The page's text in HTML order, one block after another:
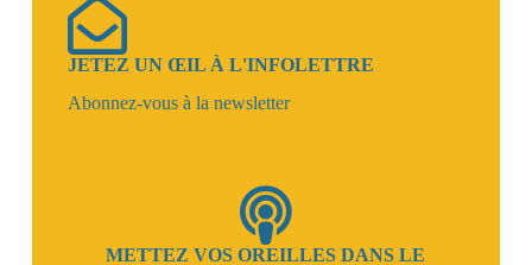
JETEZ UN ŒIL À L'INFOLETTRE
Abonnez-vous à la newsletter
METTEZ VOS OREILLES DANS LE